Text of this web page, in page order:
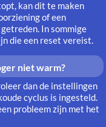
kan dit te maken
of een
In sommige
die een reset vereist.
niet warm?
dan de instellingen
cyclus is ingesteld.
probleem zijn met het